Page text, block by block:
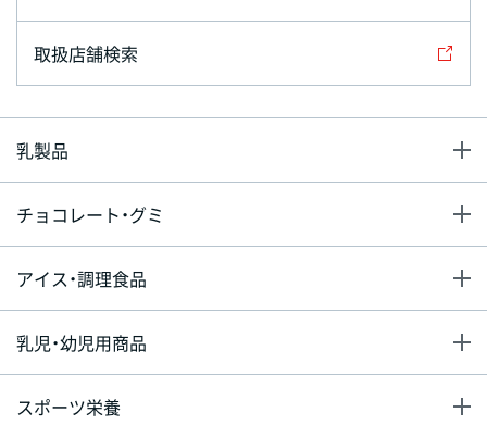
取扱店舗検索
乳製品
チョコレート・グミ
アイス・調理食品
乳児・幼児用商品
スポーツ栄養